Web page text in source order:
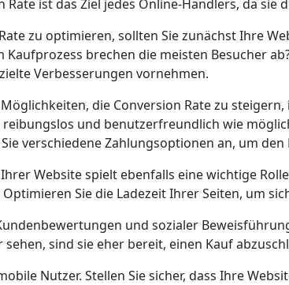
Rate ist das Ziel jedes Online-Händlers, da
zu optimieren, sollten Sie zunächst Ihre
Kaufprozess brechen die meisten Besucher
Verbesserungen vornehmen.
die Conversion Rate zu
und benutzerfreundlich wie
verschiedene Zahlungsoptionen an, um
Website spielt ebenfalls eine wichtige
Sie die Ladezeit Ihrer Seiten, um
und sozialer
sind sie eher bereit, einen Kauf
Nutzer. Stellen Sie sicher, dass Ihre